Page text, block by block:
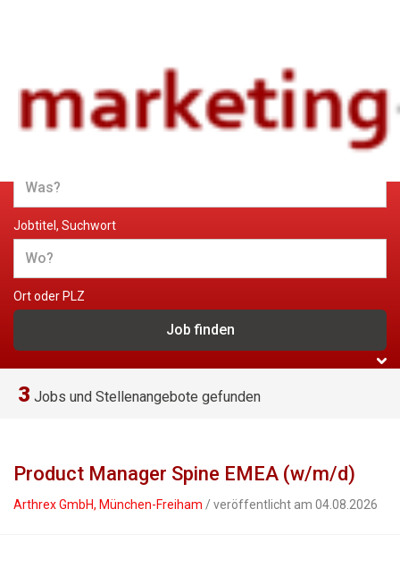
Jobs und Stellenangebote im
Marketing
Jobtitel, Suchwort
Ort oder PLZ
3 Jobs und Stellenangebote gefunden
Product Manager Spine EMEA (w/m/d)
Arthrex GmbH, München-Freiham / veröffentlicht am 04.08.2026